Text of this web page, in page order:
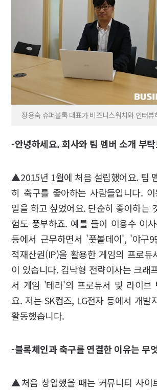
장용숙 슈퍼블록 대표가 비즈니스워치와 인터뷰
-안녕하세요. 회사와 팀 멤버 소개 부
▲2015년 1월에 처음 설립했어요. 팀
히 축구를 좋아하는 사람들입니다.
일을 하고 싶었어요. 단순히 좋아하는
험도 풍부하죠. 예를 들어 이용수 이
등에서 근무하면서 '풋볼데이', '야구
적재산권(IP)을 활용한 게임의 프로듀
이 있습니다. 김낙형 전략이사는 크래
서 게임 '테라'의 프로듀서 및 라이브
요. 저는 SK컴즈, LG전자 등에서 개발
활동했습니다.
-블록체인과 축구를 연결한 이유는 무
▲처음 창업했을 때는 커뮤니티 사이